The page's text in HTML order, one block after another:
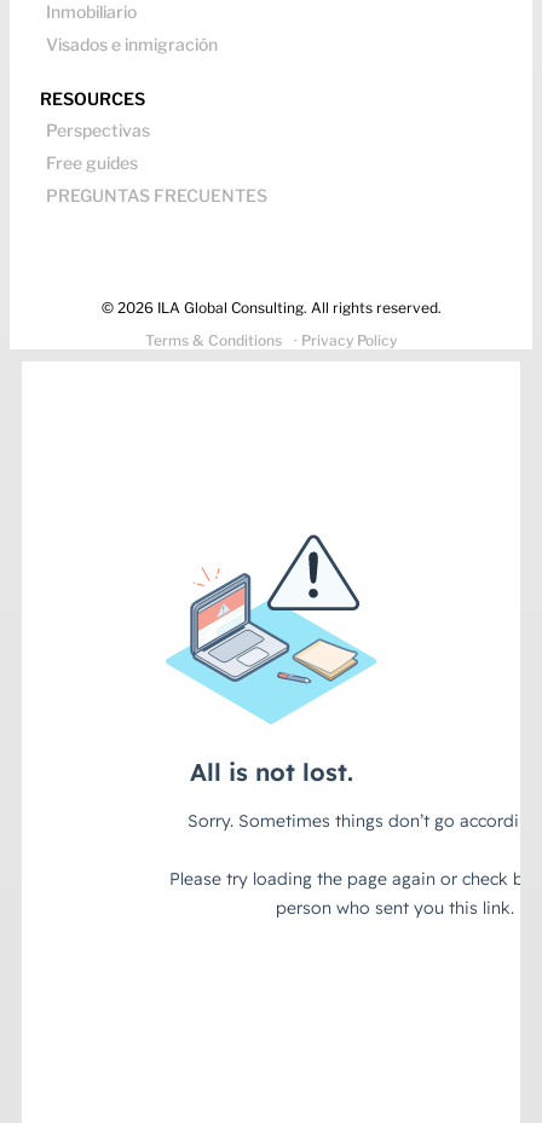
Inmobiliario
Visados e inmigración
RESOURCES
Perspectivas
Free guides
PREGUNTAS FRECUENTES
© 2026 ILA Global Consulting. All rights reserved.
Terms & Conditions
· Privacy Policy